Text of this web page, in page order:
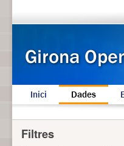
Inici Dades
Filtres